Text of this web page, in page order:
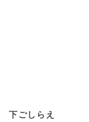
下ごしらえ